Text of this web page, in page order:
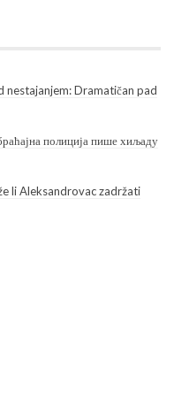
nestajanjem: Dramatičan pad
полиција пише хиљаду
li Aleksandrovac zadržati